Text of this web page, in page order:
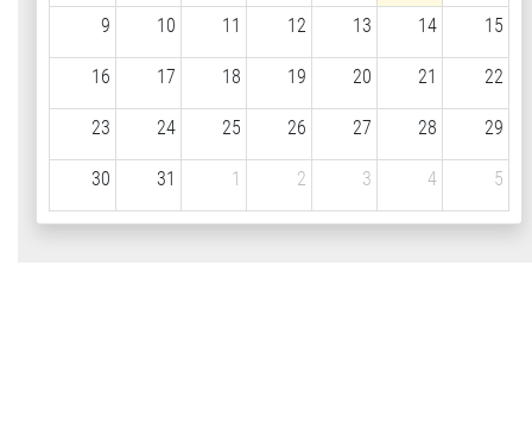
9 10 11 12 13 14 15
16 17 18 19 20 21 22
23 24 25 26 27 28 29
30 31 1 2 3 4 5